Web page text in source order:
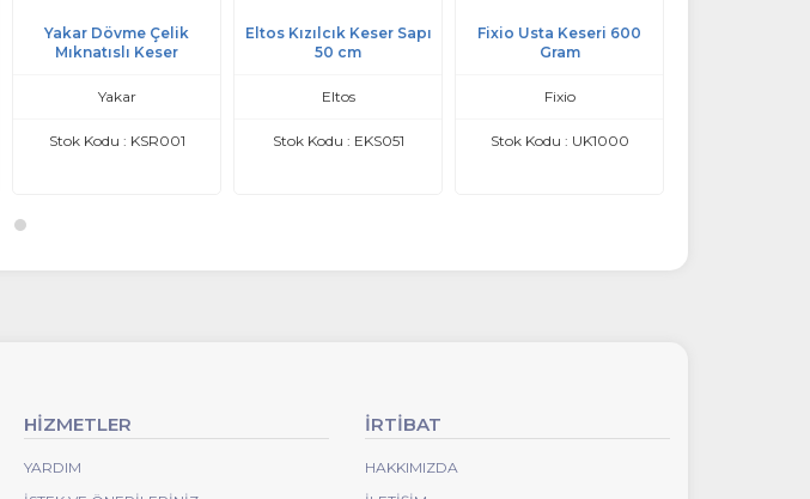
Yakar Dövme Çelik
Mıknatıslı Keser
Yakar
Stok Kodu : KSR001
Eltos Kızılcık Keser Sapı
50 cm
Eltos
Stok Kodu : EKS051
Fixio Usta Keseri 600
Gram
Fixio
Stok Kodu : UK1000
HİZMETLER
YARDIM
İRTİBAT
HAKKIMIZDA